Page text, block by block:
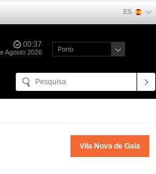
ES
00:37
Agosto 2026 Porto
Vila Nova de Gaia